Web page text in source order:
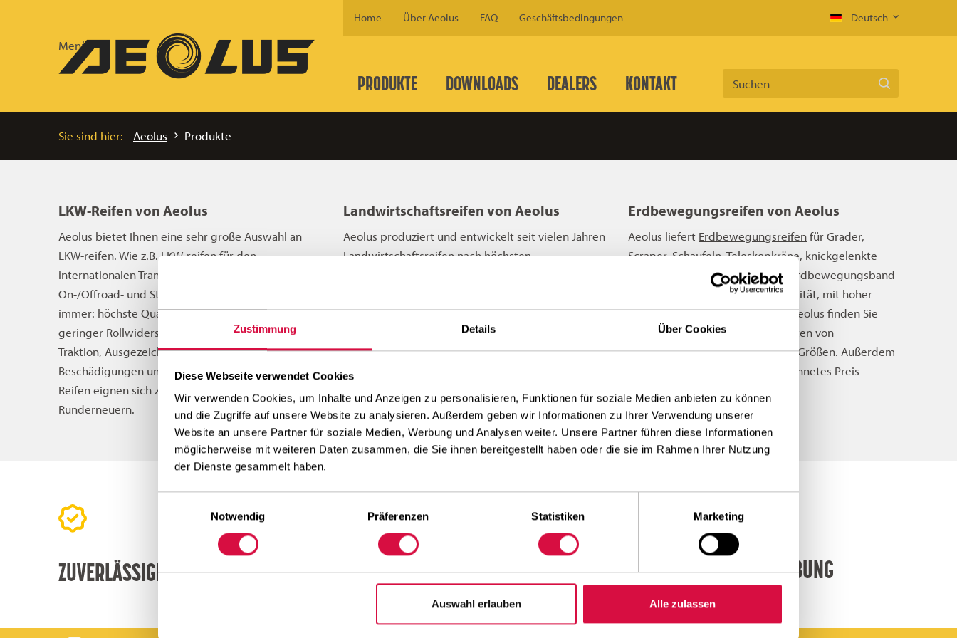
Zustimmung Details Über Cookies
Diese Webseite verwendet Cookies
Wir verwenden Cookies, um Inhalte und Anzeigen zu personalisieren, Funktionen für soziale Medien anbieten zu können
und die Zugriffe auf unsere Website zu analysieren. Außerdem geben wir Informationen zu Ihrer Verwendung unserer
Website an unsere Partner für soziale Medien, Werbung und Analysen weiter. Unsere Partner führen diese Informationen
möglicherweise mit weiteren Daten zusammen, die Sie ihnen bereitgestellt haben oder die sie im Rahmen Ihrer Nutzung
der Dienste gesammelt haben.
Notwendig
Präferenzen Statistiken Marketing
Auswahl erlauben Alle zulassen
Menü
PRODUKTE DOWNLOADS DEALERS KONTAKT Suchen
Home Über Aeolus FAQ Geschäftsbedingungen Deutsch
Sie sind hier: Aeolus Produkte
BANDEN
VAN
AEOLUS
LKW-Reifen von Aeolus
Aeolus bietet Ihnen eine sehr große Auswahl an
LKW-reifen. Wie z.B. LKW-reifen für den
internationalen Transport, Regionalverkehr,
On-/Offroad- und Stadtverker. Aeolus Reifen erfüllen
immer: höchste Qualität und hohe Laufleistung,
geringer Rollwiderstand und ausgezeichnete
Traktion, Ausgezeichnete bestän digkeit gegen
Beschädigungen und sicher im Gebrauch und die
Reifen eignen sich zum Nachschneiden und
Runderneuern.
Landwirtschaftsreifen von Aeolus
Aeolus produziert und entwickelt seit vielen Jahren
Landwirtschaftsreifennach höchsten
Landwirtschaftsreifen an, wie Flotations- und
Landwirtschaftsanhängerreifen, sowie viele Arten
von Schaufelreifen und Reifen für Scraper, Grader,
Dumper und Mobilkräne.
Erdbewegungsreifen von Aeolus
Aeolus liefert Erdbewegungsreifenfür Grader,
Scraper, Schaufeln, Teleskopkräne, knickgelenkte
oder starre Dumper. Ein Aeolus-Erdbewegungsband
ist immer robust, von bester Qualität, mit hoher
Effizienz und verschleißfest. Bei Aeolus finden Sie
Erdbewegungsbänder für alle Arten von
Anwendungen in allen gängigen Größen. Außerdem
können Sie sich auf ein ausgezeichnetes Preis-
ZUVERLÄSSIGE QUALITÄT BREITES SORTIMENT STARK IN JEDER UMGEBUNG